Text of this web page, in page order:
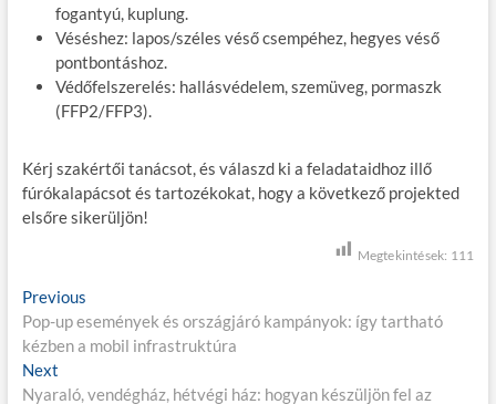
fogantyú, kuplung.
Véséshez: lapos/széles véső csempéhez, hegyes véső
pontbontáshoz.
Védőfelszerelés: hallásvédelem, szemüveg, pormaszk
(FFP2/FFP3).
Kérj szakértői tanácsot, és válaszd ki a feladataidhoz illő
fúrókalapácsot és tartozékokat, hogy a következő projekted
elsőre sikerüljön!
Megtekintések: 111
B
e
j
Previous
r
e
i
Pop-up események és országjáró kampányok: így tartható
kézben a mobil infrastruktúra
Next
e
Nyaraló, vendégház, hétvégi ház: hogyan készüljön fel az